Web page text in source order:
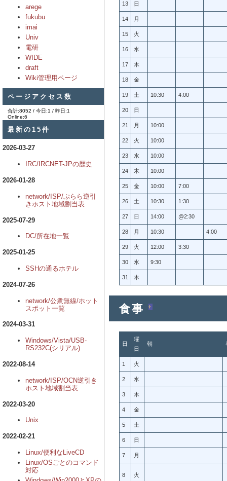
arege
fukubu
imai
Univ
電研
WIDE
draft
Wiki管理用ページ
ページアクセス数
合計:8052 / 今日:1 / 昨日:1
Online:6
最新の15件
2026-03-27
IRC/IRCNET-JPの歴史
2026-01-28
network/ISP/ぷらら逆引
きホスト地域割当表
2025-07-29
DC/所在地一覧
2025-01-25
SSHの通るホテル
2024-07-26
network/公衆無線/ホット
スポット一覧
2024-03-31
Windows/Vista/USB-
RS232C(シリアル)
2022-08-14
network/ISP/OCN逆引き
ホスト地域割当表
2022-03-20
Unix
2022-02-21
Linux/便利なLiveCD
Linux/OSごとのコマンド
対応
13 日
14 月
15 火
16 水
17 木
18 金
19 土 10:30 4:00
20 日
21 月 10:00
22 火 10:00
23 水 10:00
24 木 10:00
25 金 10:00 7:00
26 土 10:30 1:30
27 日 14:00 @2:30
28 月 10:30 4:00
29 火 12:00 3:30
30 水 9:30
31 木
食事 †
日
曜
日
朝
1 火
2 水
3 木
4 金
5 土
6 日
7 月
8 火